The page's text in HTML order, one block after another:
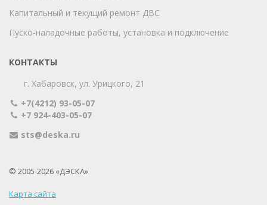
Капитальный и текущий ремонт ДВС
Пуско-наладочные работы, установка и подключение
КОНТАКТЫ
г. Хабаровск, ул. Урицкого, 21
+7(4212) 93-05-07
+7 924-403-05-07
sts@deska.ru
© 2005-2026 «ДЭСКА»
Карта сайта